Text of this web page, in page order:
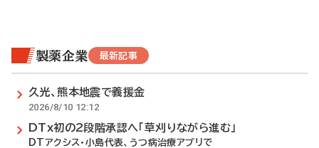
製薬企業 最新記事
久光、熊本地震で義援金
2026/8/10 12:12
DTx初の2段階承認へ「草刈りながら進む」
DTアクシス・小島代表、うつ病治療アプリで